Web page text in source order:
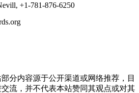
+1-781-876-6250
分内容源于公开渠道或网络推荐，目
流，并不代表本站赞同其观点或对其